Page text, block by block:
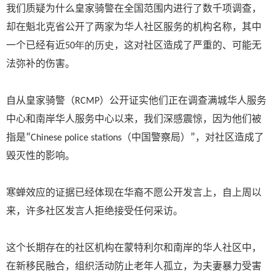
我们质疑为什么皇家骑警在全国范围内进行了数千项调查，
却在魁北克省公开了两家为华人社区服务的机构名称，其中
一个已经有近50年的历史 ，这对社区造成了严重的、可能无
法弥补的伤害。
自从皇家骑警 （RCMP） 公开证实他们正在调查满城华人服务
中心和南岸华人服务中心以来，我们深感震惊，因为他们被
指是“Chinese police stations （中国警察局） ”，对社区造成了
毁灭性的影响。
寒蝉效应的证据已经体现在华裔不愿公开发言上，自上周以
来，许多社区发言人拒绝接受任何采访。
这个长期存在的社区机构在蒙特利尔和南岸的华人社区中，
在新移民融合，组织活动防止老年人孤立，为夫妻暴力受害